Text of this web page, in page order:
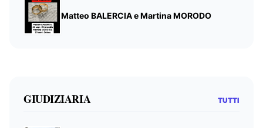
Matteo BALERCIA e Martina MORODO
GIUDIZIARIA TUTTI